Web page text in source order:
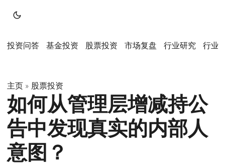
投资问答 基金投资 股票投资 市场复盘 行业研究 行业
主页 » 股票投资
如何从管理层增减持公
告中发现真实的内部人
意图？